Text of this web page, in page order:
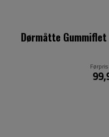
Dørmåtte
Førpris